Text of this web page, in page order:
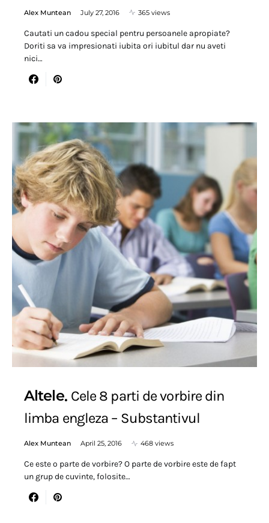
Alex Muntean July 27, 2016 365 views
Cautati un cadou special pentru persoanele apropiate?
Doriti sa va impresionati iubita ori iubitul dar nu aveti
nici…
Altele Cele 8 parti de vorbire din
limba engleza – Substantivul
Alex Muntean April 25, 2016 468 views
Ce este o parte de vorbire? O parte de vorbire este de fapt
un grup de cuvinte, folosite…